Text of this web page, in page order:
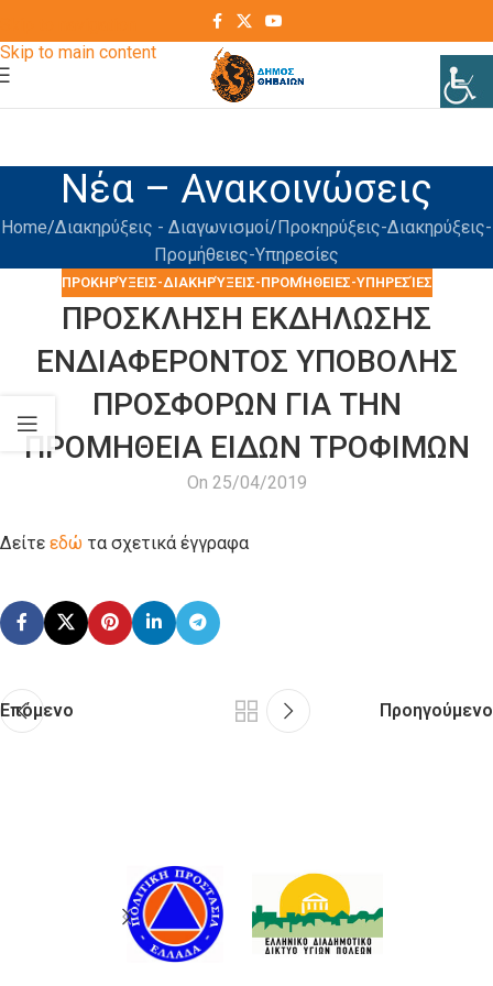
Skip to main content
Νέα – Ανακοινώσεις
Home Διακηρύξεις - Διαγωνισμοί Προκηρύξεις-Διακηρύξεις-
Προμήθειες-Υπηρεσίες
ΠΡΟΚΗΡΎΞΕΙΣ-ΔΙΑΚΗΡΎΞΕΙΣ-ΠΡΟΜΉΘΕΙΕΣ-ΥΠΗΡΕΣΊΕΣ
ΠΡΟΣΚΛΗΣΗ ΕΚΔΗΛΩΣΗΣ
ΕΝΔΙΑΦΕΡΟΝΤΟΣ ΥΠΟΒΟΛΗΣ
ΠΡΟΣΦΟΡΩΝ ΓΙΑ ΤΗΝ
ΠΡΟΜΗΘΕΙΑ ΕΙΔΩΝ ΤΡΟΦΙΜΩΝ
On 25/04/2019
Δείτε εδώ τα σχετικά έγγραφα
Επόμενο Προηγούμενο